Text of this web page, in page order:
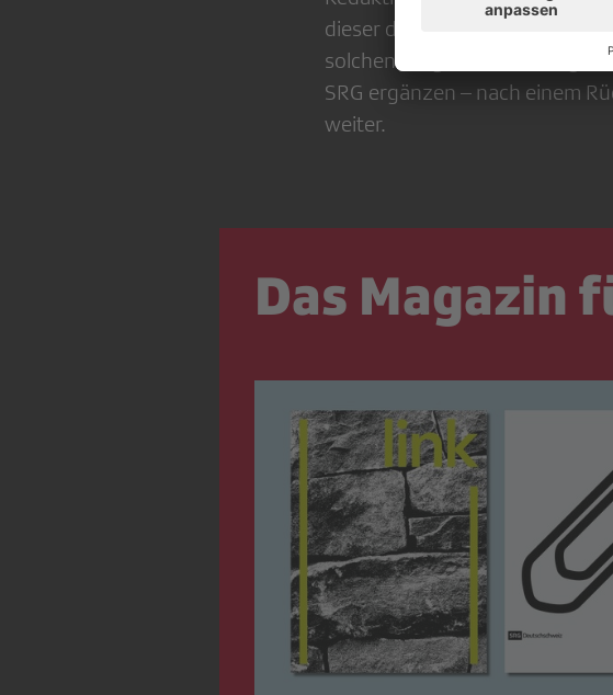
dieser dem Parlament
solchen ( sogenannten)
SRG ergänzen – nach einem
weiter.
Das Magazin